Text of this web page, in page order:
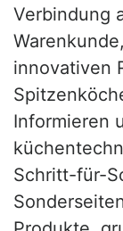
Verbindung
innovativen
Informieren
Schritt-für-